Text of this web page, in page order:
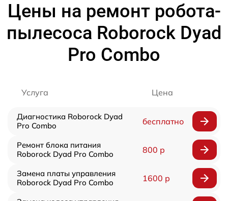
Цены на ремонт робота-
пылесоса Roborock Dyad
Pro Combo
Услуга Цена
Диагностика Roborock Dyad
Pro Combo
бесплатно
Ремонт блока питания
Roborock Dyad Pro Combo
800 р
Замена платы управления
Roborock Dyad Pro Combo
1600 р